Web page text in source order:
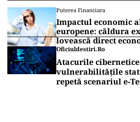
din România în
la 100 de metri de
ACTUALITATE
Primele două barje,
succes în Dunăre.
procedură lentă